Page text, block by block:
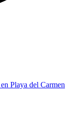
Playa del Carmen